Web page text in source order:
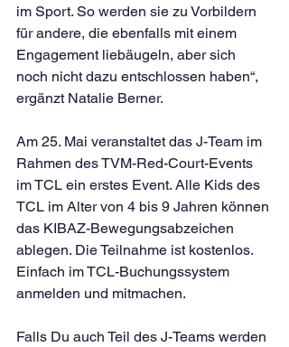
im Sport. So werden sie zu Vorbildern
für andere, die ebenfalls mit einem
Engagement liebäugeln, aber sich
noch nicht dazu entschlossen haben“,
ergänzt Natalie Berner.
Am 25. Mai veranstaltet das J-Team im
Rahmen des TVM-Red-Court-Events
im TCL ein erstes Event. Alle Kids des
TCL im Alter von 4 bis 9 Jahren können
das KIBAZ-Bewegungsabzeichen
ablegen. Die Teilnahme ist kostenlos.
Einfach im TCL-Buchungssystem
anmelden und mitmachen.
Falls Du auch Teil des J-Teams werden